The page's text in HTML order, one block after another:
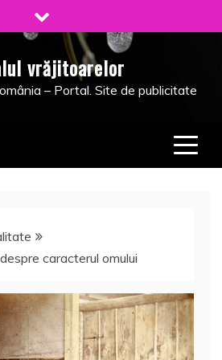
vrăjitoarelor
– Portal. Site de publicitate
caracterul omului